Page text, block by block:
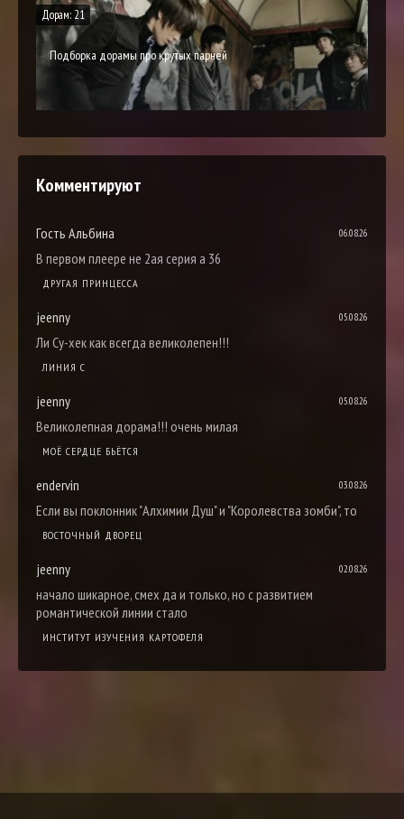
Дорам: 21
Подборка дорамы про крутых парней
Комментируют
Гость Альбина 06.08.26
В первом плеере не 2ая серия а 36
ДРУГАЯ ПРИНЦЕССА
jeenny 05.08.26
Ли Су-хек как всегда великолепен!!!
ЛИНИЯ С
jeenny 05.08.26
Великолепная дорама!!! очень милая
МОЁ СЕРДЦЕ БЬЁТСЯ
endervin 03.08.26
Если вы поклонник "Алхимии Душ" и "Королевства зомби", то
ВОСТОЧНЫЙ ДВОРЕЦ
jeenny 02.08.26
начало шикарное, смех да и только, но с развитием
романтической линии стало
ИНСТИТУТ ИЗУЧЕНИЯ КАРТОФЕЛЯ